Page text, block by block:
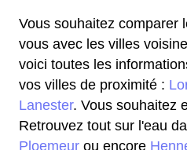
Vous souhaitez comparer
vous avec les villes
voici toutes les
vos villes de proximité :
Lanester. Vous souhaitez
Retrouvez tout sur l'eau
Ploemeur ou encore